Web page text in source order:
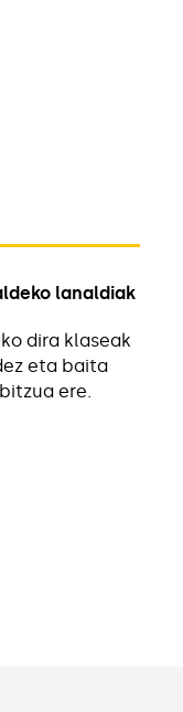
lanaldiak
dira klaseak
eta baita
ere.